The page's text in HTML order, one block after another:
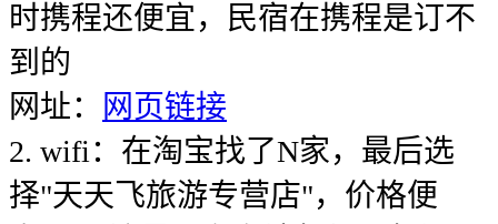
时携程还便宜，民宿在携程是订不
到的
网址：
网页链接
2. wifi：在淘宝找了N家，最后选
择"天天飞旅游专营店"，价格便